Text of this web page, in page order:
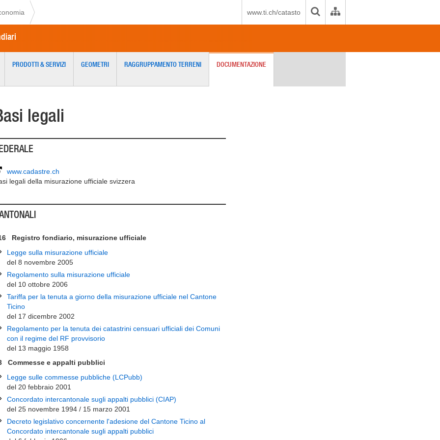
www.ti.ch/catasto
PRODOTTI & SERVIZI GEOMETRI RAGGRUPPAMENTO TERRENI DOCUMENTAZIONE
legali
www.cadastre.ch
legali della misurazione ufficiale svizzera
Registro fondiario, misurazione ufficiale
Legge sulla misurazione ufficiale
del 8 novembre 2005
Regolamento sulla misurazione ufficiale
del 10 ottobre 2006
Tariffa per la tenuta a giorno della misurazione ufficiale nel Cantone
Ticino
del 17 dicembre 2002
Regolamento per la tenuta dei catastrini censuari ufficiali dei Comuni
con il regime del RF provvisorio
del 13 maggio 1958
Commesse e appalti pubblici
Legge sulle commesse pubbliche (LCPubb)
del 20 febbraio 2001
Concordato intercantonale sugli appalti pubblici (CIAP)
del 25 novembre 1994 / 15 marzo 2001
Decreto legislativo concernente l'adesione del Cantone Ticino al
Concordato intercantonale sugli appalti pubblici